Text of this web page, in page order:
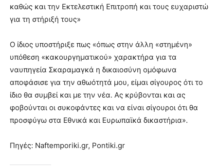
καθώς και την Εκτελεστική Επιτροπή και τους ευχαριστώ
για τη στήριξή τους»
Ο ίδιος υποστήριξε πως «όπως στην άλλη «στημένη»
υπόθεση «κακουργηματικού» χαρακτήρα για τα
ναυπηγεία Σκαραμαγκά η δικαιοσύνη ομόφωνα
αποφάσισε για την αθωότητά μου, είμαι σίγουρος ότι το
ίδιο θα συμβεί και με την νέα. Ας κρύβονται και ας
φοβούνται οι συκοφάντες και να είναι σίγουροι ότι θα
προσφύγω στα Εθνικά και Ευρωπαϊκά δικαστήρια».
Πηγές: Naftemporiki.gr, Pontiki.gr